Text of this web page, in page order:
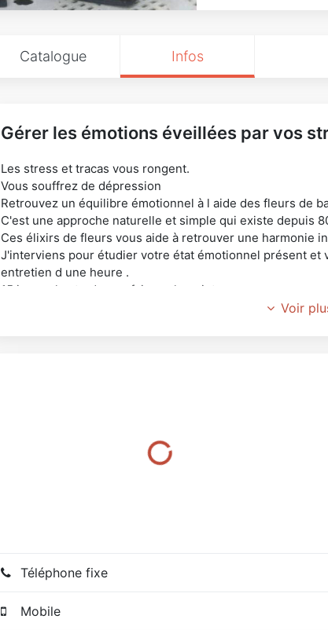
Catalogue Infos
Gérer les émotions éveillées par vos
Les stress et tracas vous rongent.
Vous souffrez de dépression
Retrouvez un équilibre émotionnel à l aide des fleurs de
C'est une approche naturelle et simple qui existe depuis
Ces élixirs de fleurs vous aide à retrouver une harmonie
J'interviens pour étudier votre état émotionnel présent et
entretien d une heure .
15 jours plus tard nous faisons le point.
Voir
Téléphone fixe
Mobile